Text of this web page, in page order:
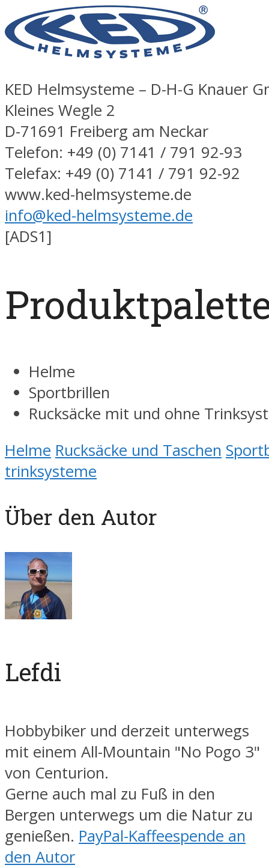
KED Helmsysteme – D-H-G Knauer
Kleines Wegle 2
D-71691 Freiberg am Neckar
Telefon: +49 (0) 7141 / 791 92-93
Telefax: +49 (0) 7141 / 791 92-92
www.ked-helmsysteme.de
info@ked-helmsysteme.de
[ADS1]
Helme
Sportbrillen
Rucksäcke mit und ohne
Helme Rucksäcke und Taschen
trinksysteme
Über den Autor
Lefdi
Hobbybiker und derzeit unterwegs
mit einem All-Mountain "No Pogo 3"
von Centurion.
Gerne auch mal zu Fuß in den
Bergen unterwegs um die Natur zu
genießen. PayPal-Kaffeespende an
den Autor